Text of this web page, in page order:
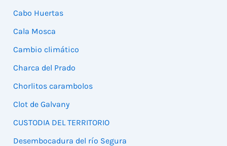
Cabo Huertas
Cala Mosca
Cambio climático
Charca del Prado
Chorlitos carambolos
Clot de Galvany
CUSTODIA DEL TERRITORIO
Desembocadura del río Segura